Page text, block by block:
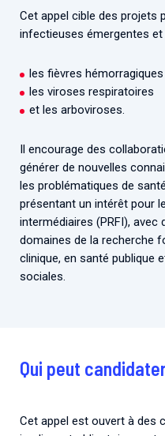
Cet appel cible des projets
infectieuses émergentes
les fièvres hémorragiques
les viroses respiratoires
et les arboviroses.
Il encourage des
générer de nouvelles
les problématiques de
présentant un intérêt pour
intermédiaires (PRFI),
domaines de la recherche
clinique, en santé publique
sociales.
Qui peut
Cet appel est ouvert à des